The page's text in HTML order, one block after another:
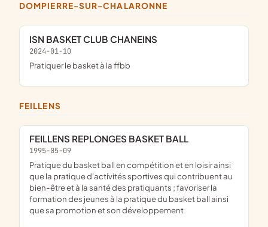
DOMPIERRE-SUR-CHALARONNE
ISN BASKET CLUB CHANEINS
2024-01-10
pratiquer le basket à la ffbb
FEILLENS
FEILLENS REPLONGES BASKET BALL
1995-05-09
pratique du basket ball en compétition et en loisir ainsi
que la pratique d'activités sportives qui contribuent au
bien-être et à la santé des pratiquants ; favoriser la
formation des jeunes à la pratique du basket ball ainsi
que sa promotion et son développement